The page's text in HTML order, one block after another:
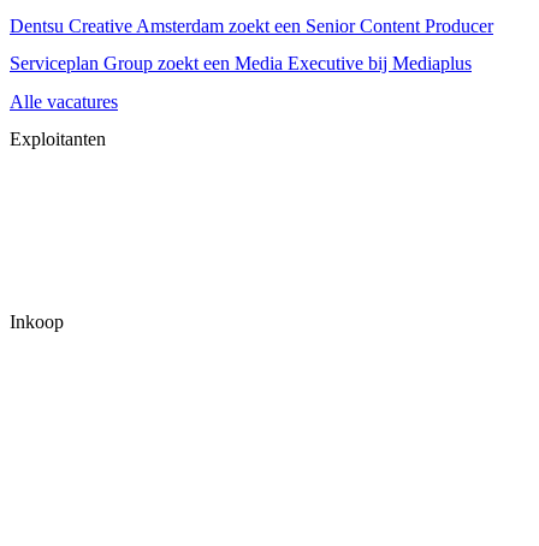
Dentsu Creative Amsterdam zoekt een Senior Content Producer
Serviceplan Group zoekt een Media Executive bij Mediaplus
Alle vacatures
Exploitanten
Inkoop